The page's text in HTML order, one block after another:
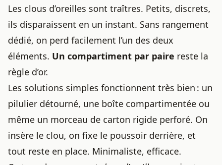
Les clous d’oreilles sont traîtres. Petits, discrets,
ils disparaissent en un instant. Sans rangement
dédié, on perd facilement l’un des deux
éléments. Un compartiment par paire reste la
règle d’or.
Les solutions simples fonctionnent très bien : un
pilulier détourné, une boîte compartimentée ou
même un morceau de carton rigide perforé. On
insère le clou, on fixe le poussoir derrière, et
tout reste en place. Minimaliste, efficace.